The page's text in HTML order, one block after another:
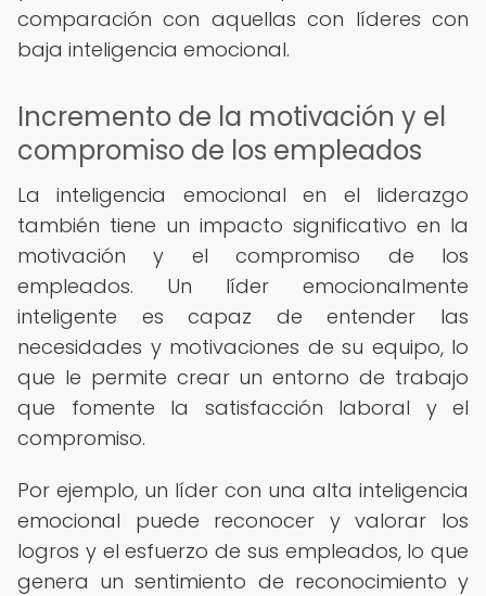
comparación con aquellas con líderes con
baja inteligencia emocional.
Incremento de la motivación y el
compromiso de los empleados
La inteligencia emocional en el liderazgo
también tiene un impacto significativo en la
motivación y el compromiso de los
empleados. Un líder emocionalmente
inteligente es capaz de entender las
necesidades y motivaciones de su equipo, lo
que le permite crear un entorno de trabajo
que fomente la satisfacción laboral y el
compromiso.
Por ejemplo, un líder con una alta inteligencia
emocional puede reconocer y valorar los
logros y el esfuerzo de sus empleados, lo que
genera un sentimiento de reconocimiento y